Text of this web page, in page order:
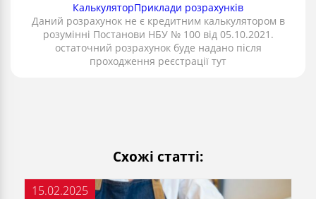
КалькуляторПриклади розрахунків
Даний розрахунок не є кредитним калькулятором в
розумінні Постанови НБУ № 100 від 05.10.2021.
остаточний розрахунок буде надано після
проходження реєстрації тут
Схожі статті:
15.02.2025